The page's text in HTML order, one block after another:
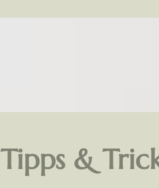
Tipps &